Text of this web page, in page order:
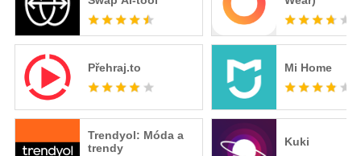
Přehraj.to
Trendyol: Móda a
trendy
Mi Home
Kuki